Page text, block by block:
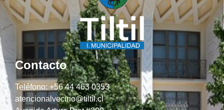
Contacto
Teléfono: +56 44 463 0353
atencionalvecino@tiltil.cl